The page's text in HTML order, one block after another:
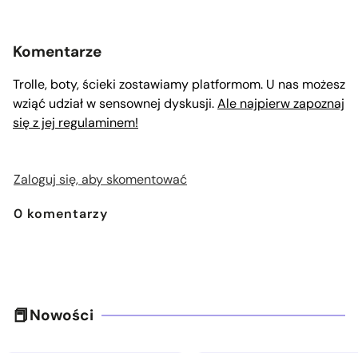
Komentarze
Trolle, boty, ścieki zostawiamy platformom. U nas możesz
wziąć udział w sensownej dyskusji.Ale najpierw zapoznaj
się z jej regulaminem!
Zaloguj się, aby skomentować
0 komentarzy
Nowości